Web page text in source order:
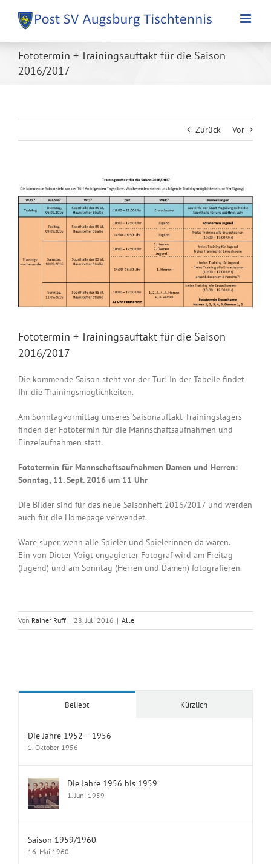
Inhalt
springen
Fototermin + Trainingsauftakt für die Saison
2016/2017
Zurück Vor
grösseres
Bild
Fototermin + Trainingsauftakt für die Saison
2016/2017
Die kommende Saison steht vor der Tür! In der Tabelle findet
Ihr die Trainingsmöglichkeiten.
Am Sonntagvormittag unseres Saisonauftakt-Trainingslagers
finden der Fototermin für die Mannschaftsaufnahmen und
Einzelaufnahmen statt.
Fototermin für Mannschaftsaufnahmen Damen und Herren:
Sonntag, 11. Sept. 2016 um 11 Uhr
Die Bilder sind für das neue Saisonheft 2016/2017 und werden
auch für die Homepage verwendet.
Wäre super, wenn alle Spieler und Spielerinnen da wären.
Ein von Dieter Voigt engagierter Fotograf wird am Freitag
(Jugend) und am Sonntag (Herren und Damen) fotografieren.
Von Rainer Ruff | 28. Juli 2016 | Alle
Beliebt Kürzlich
Die Jahre 1952 – 1956
1. Oktober 1956
Die Jahre 1956 bis 1959
1. Juni 1959
Saison 1959/1960
16. Mai 1960